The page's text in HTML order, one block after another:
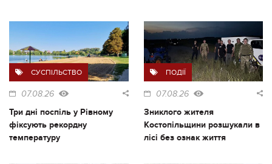
СУСПІЛЬСТВО
07.08.26
Три дні поспіль у Рівному
фіксують рекордну
температуру
ПОДІЇ
07.08.26
Зниклого жителя
Костопільщини розшукали в
лісі без ознак життя